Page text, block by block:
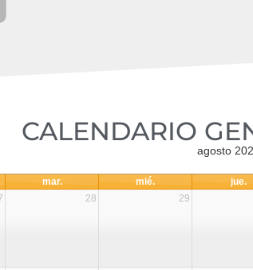
CALENDARIO
agosto
mar. mié. jue.
28 29